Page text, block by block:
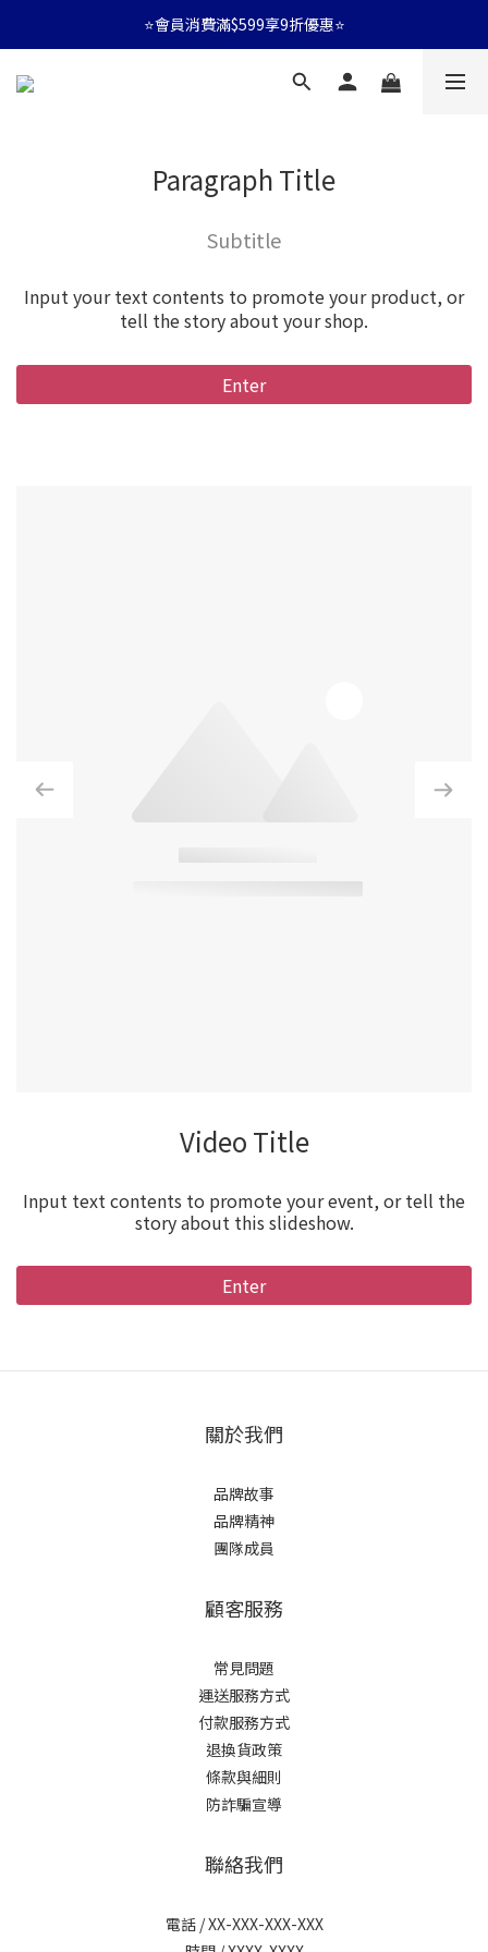
⭐會員消費滿$599享9折優惠⭐
⭐會員消費滿$599享9折優惠⭐
🚛消費滿$599 全店享免運🚛
Paragraph Title
Subtitle
Input your text contents to promote your product, or
tell the story about your shop.
Enter
Video Title
Input text contents to promote your event, or tell the
story about this slideshow.
Enter
關於我們
品牌故事
品牌精神
團隊成員
顧客服務
常見問題
運送服務方式
付款服務方式
退換貨政策
條款與細則
防詐騙宣導
聯絡我們
電話 / XX-XXX-XXX-XXX